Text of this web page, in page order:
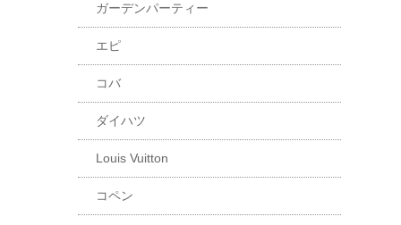
ガーデンパーティー
エピ
コバ
ダイハツ
Louis Vuitton
コペン